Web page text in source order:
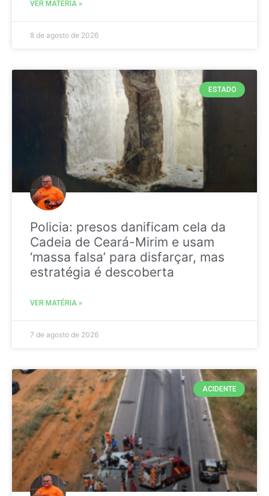
VER MATÉRIA »
8 de agosto de 2026
ESTADO
Policia: presos danificam cela da
Cadeia de Ceará-Mirim e usam
‘massa falsa’ para disfarçar, mas
estratégia é descoberta
VER MATÉRIA »
7 de agosto de 2026
ACIDENTE